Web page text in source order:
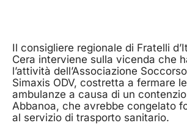
Il consigliere regionale di Fratelli
Cera interviene sulla vicenda che
l’attività dell’Associazione
Simaxis ODV, costretta a fermare
ambulanze a causa di un
Abbanoa, che avrebbe congelato
al servizio di trasporto sanitario.